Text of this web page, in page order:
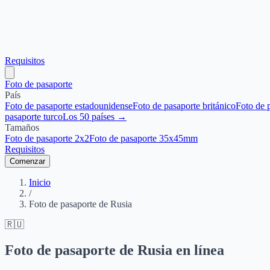
Requisitos
Foto de pasaporte
País
Foto de pasaporte estadounidenseFoto de pasaporte británicoFoto de
pasaporte turcoLos 50 países →
Tamaños
Foto de pasaporte 2x2Foto de pasaporte 35x45mm
Requisitos
Comenzar
Inicio
/
Foto de pasaporte de Rusia
🇷🇺
Foto de pasaporte de Rusia en línea